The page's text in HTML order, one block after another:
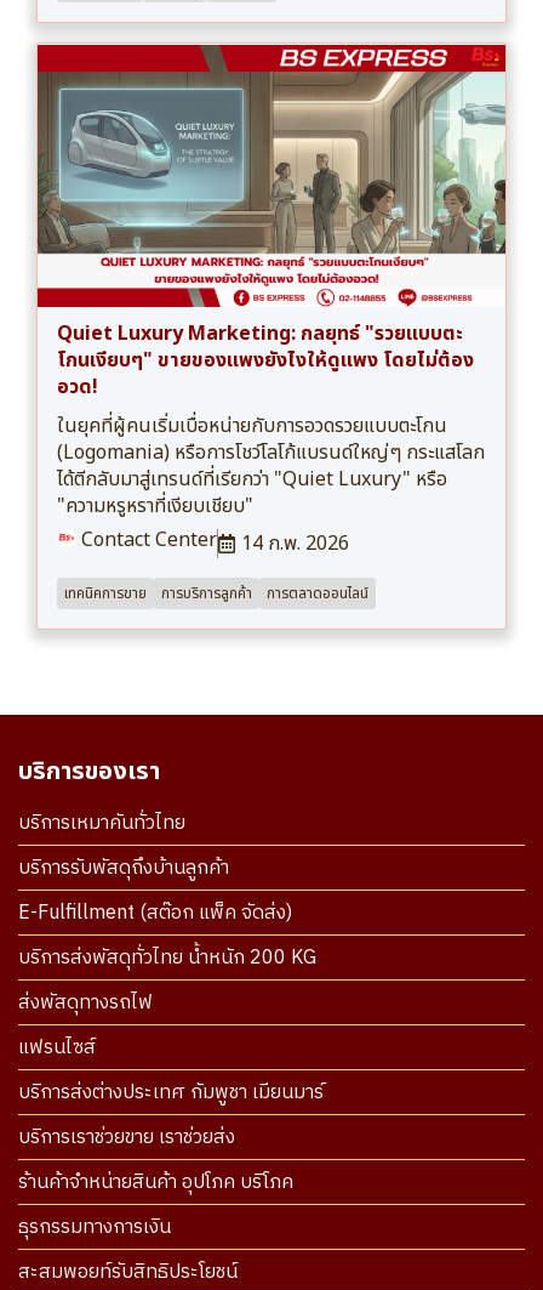
Quiet Luxury Marketing: กลยุทธ์ "รวยแบบตะ
โกนเงียบๆ" ขายของแพงยังไงให้ดูแพง โดยไม่ต้อง
อวด!
ในยุคที่ผู้คนเริ่มเบื่อหน่ายกับการอวดรวยแบบตะโกน
(Logomania) หรือการโชว์โลโก้แบรนด์ใหญ่ๆ กระแสโลก
ได้ตีกลับมาสู่เทรนด์ที่เรียกว่า "Quiet Luxury" หรือ
"ความหรูหราที่เงียบเชียบ"
Contact Center
14 ก.พ. 2026
เทคนิคการขาย การบริการลูกค้า การตลาดออนไลน์
บริการของเรา
บริการเหมาคันทั่วไทย
บริการรับพัสดุถึงบ้านลูกค้า
E-Fulfillment (สต๊อก แพ็ค จัดส่ง)
บริการส่งพัสดุทั่วไทย น้ำหนัก 200 KG
ส่งพัสดุทางรถไฟ
แฟรนไซส์
บริการส่งต่างประเทศ กัมพูชา เมียนมาร์
บริการเราช่วยขาย เราช่วยส่ง
ร้านค้าจำหน่ายสินค้า อุปโภค บริโภค
ธุรกรรมทางการเงิน
สะสมพอยท์รับสิทธิประโยชน์